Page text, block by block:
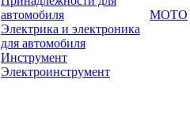
автомобиля
Электрика и электроника
для автомобиля
Инструмент
Электроинструмент
МОТО